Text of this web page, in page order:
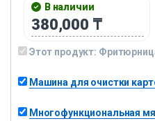
В наличии
380,000 ₸
Этот продукт:
Машина для очистки
Многофункциональная